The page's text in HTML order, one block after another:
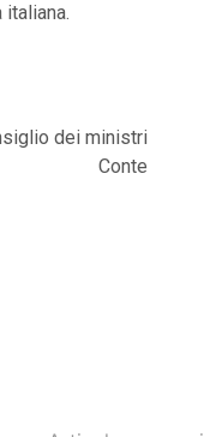
dei ministri
Conte